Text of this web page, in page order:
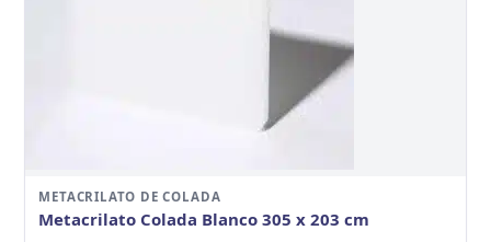
METACRILATO DE COLADA
Metacrilato Colada Blanco 305 x 203 cm